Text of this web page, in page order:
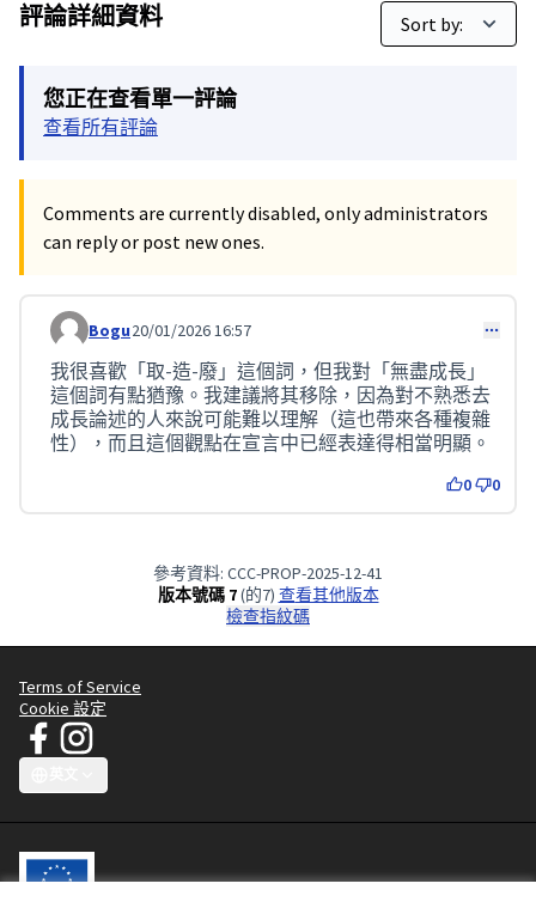
評論詳細資料
您正在查看單一評論
查看所有評論
Comments are currently disabled, only administrators
can reply or post new ones.
Comment 536
Bogu20/01/2026 16:57
我很喜歡「取-造-廢」這個詞，但我對「無盡成長」
這個詞有點猶豫。我建議將其移除，因為對不熟悉去
成長論述的人來說可能難以理解（這也帶來各種複雜
性），而且這個觀點在宣言中已經表達得相當明顯。
0 0
參考資料: CCC-PROP-2025-12-41
版本號碼 7(的7)
查看其他版本
檢查指紋碼
Terms of Service
Cookie 設定
JT 宣言 - 清潔服裝運動 在 Facebook
(外部鏈接)
JT 宣言 - 清潔服裝運動 在 Instagram
(外部鏈接)